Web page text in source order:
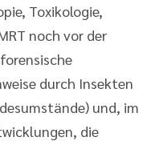
Toxikologie,
noch vor der
durch Insekten
und, im
die